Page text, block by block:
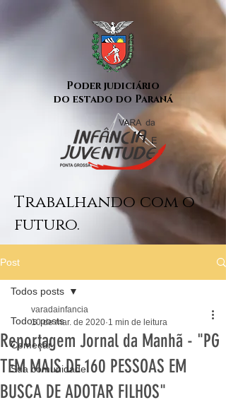
Poder judiciário
do estado do Paraná
Trabalhando com o
futuro.
Post
Todos posts
Começar
Sua comunidade
Todos posts
Reportagem Jornal da Manhã - "PG
TEM MAIS DE 160 PESSOAS EM
BUSCA DE ADOTAR FILHOS"
varadainfancia
10 de mar. de 2020 1 min de leitura